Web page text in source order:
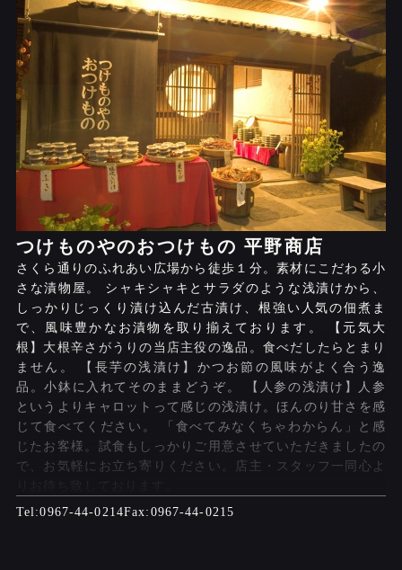
つけものやのおつけもの 平野商店
さくら通りのふれあい広場から徒歩１分。素材にこだわる小
さな漬物屋。 シャキシャキとサラダのような浅漬けから、
しっかりじっくり漬け込んだ古漬け、根強い人気の佃煮ま
で、風味豊かなお漬物を取り揃えております。 【元気大
根】大根辛さがうりの当店主役の逸品。食べだしたらとまり
ません。 【長芋の浅漬け】かつお節の風味がよく合う逸
品。小鉢に入れてそのままどうぞ。 【人参の浅漬け】人参
というよりキャロットって感じの浅漬け。ほんのり甘さを感
じて食べてください。 「食べてみなくちゃわからん」と感
じたお客様。試食もしっかりご用意させていただきましたの
で、お気軽にお立ち寄りください。店主・スタッフ一同心よ
0967-44-0214
0967-44-0215